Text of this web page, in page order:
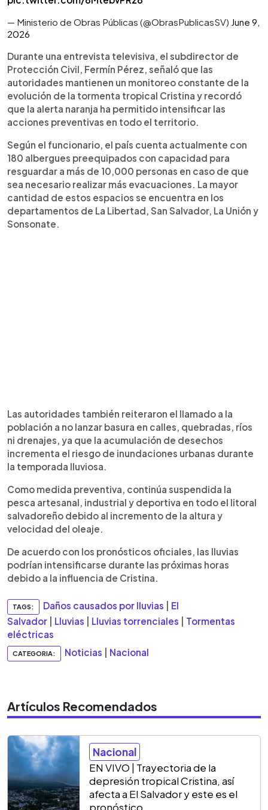
— Ministerio de Obras Públicas (@ObrasPublicasSV) June 9,
2026
Durante una entrevista televisiva, el subdirector de
Protección Civil, Fermín Pérez, señaló que las
autoridades mantienen un monitoreo constante de la
evolución de la tormenta tropical Cristina y recordó
que la alerta naranja ha permitido intensificar las
acciones preventivas en todo el territorio.
Según el funcionario, el país cuenta actualmente con
180 albergues preequipados con capacidad para
resguardar a más de 10,000 personas en caso de que
sea necesario realizar más evacuaciones. La mayor
cantidad de estos espacios se encuentra en los
departamentos de La Libertad, San Salvador, La Unión y
Sonsonate.
Las autoridades también reiteraron el llamado a la
población a no lanzar basura en calles, quebradas, ríos
ni drenajes, ya que la acumulación de desechos
incrementa el riesgo de inundaciones urbanas durante
la temporada lluviosa.
Como medida preventiva, continúa suspendida la
pesca artesanal, industrial y deportiva en todo el litoral
salvadoreño debido al incremento de la altura y
velocidad del oleaje.
De acuerdo con los pronósticos oficiales, las lluvias
podrían intensificarse durante las próximas horas
debido a la influencia de Cristina.
TAGS: Daños causados por lluvias
El
Salvador
Lluvias Lluvias torrenciales
Tormentas
eléctricas
CATEGORIA: Noticias Nacional
Artículos Recomendados
Nacional
EN VIVO | Trayectoria de la
depresión tropical Cristina, así
afecta a El Salvador y este es el
pronóstico